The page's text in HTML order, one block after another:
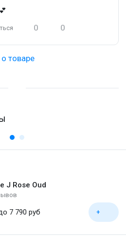
0 0
товаре
J Rose Oud
7 790 руб +